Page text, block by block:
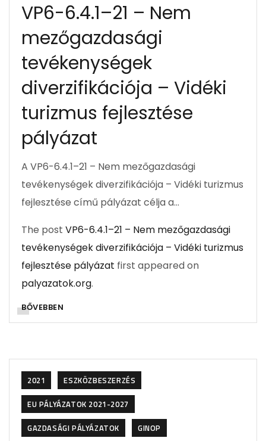
VP6-6.4.1–21 – Nem
mezőgazdasági
tevékenységek
diverzifikációja – Vidéki
turizmus fejlesztése
pályázat
A VP6-6.4.1–21 – Nem mezőgazdasági
tevékenységek diverzifikációja – Vidéki turizmus
fejlesztése című pályázat célja a…
The post VP6-6.4.1–21 – Nem mezőgazdasági
tevékenységek diverzifikációja – Vidéki turizmus
fejlesztése pályázat first appeared on
palyazatok.org.
BŐVEBBEN
2021
ESZKÖZBESZERZÉS
EU PÁLYÁZATOK 2021-2027
GAZDASÁGI PÁLYÁZATOK
GINOP